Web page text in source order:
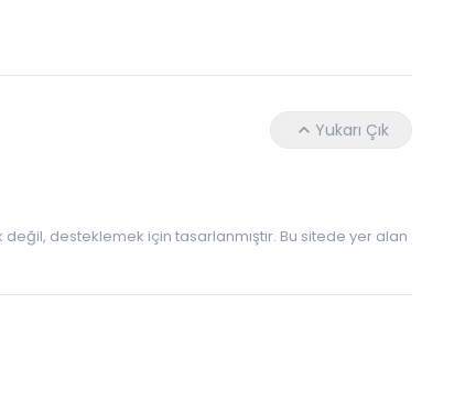
Yukarı Çık
desteklemek için tasarlanmıştır. Bu sitede yer alan